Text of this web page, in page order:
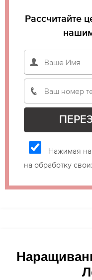
Рассчитайте
Нажимая на
на обработку